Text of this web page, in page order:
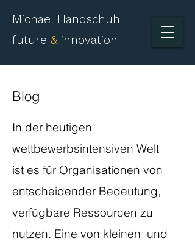
Michael Handschuh
future & innovation
Blog
​In der heutigen
wettbewerbsintensiven Welt
ist es für Organisationen von
entscheidender Bedeutung,
verfügbare Ressourcen zu
nutzen. Eine von kleinen und